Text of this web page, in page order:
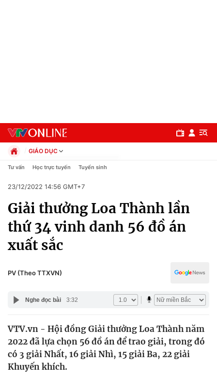
Chuyên mục
Chính trị
Xã hội
Pháp luật
Y tế
Thế giới
Tin tức
Thế giới đó đây
Kinh tế
GIÁO DỤC
Chính trị
Pháp luật
Kinh tế
Thể thao
Truyền hình
Văn hóa - Giải trí
Công nghệ
Tư vấn Học trực tuyến Tuyển sinh
23/12/2022 14:56 GMT+7
Giải thưởng Loa Thành lần
thứ 34 vinh danh 56 đồ án
xuất sắc
PV (Theo TTXVN)
Nghe đọc bài 3:32
VTV.vn - Hội đồng Giải thưởng Loa Thành năm
2022 đã lựa chọn 56 đồ án để trao giải, trong đó
có 3 giải Nhất, 16 giải Nhì, 15 giải Ba, 22 giải
Khuyến khích.